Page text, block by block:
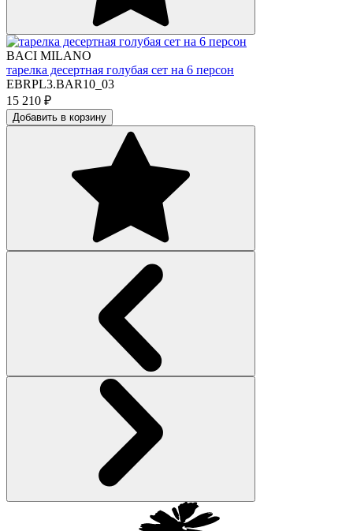
BACI MILANO
тарелка десертная голубая сет на 6 персон
EBRPL3.BAR10_03
15 210 ₽
Добавить в корзину